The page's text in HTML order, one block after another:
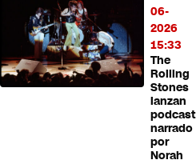
06-
2026
15:33
The
Rolling
Stones
lanzan
podcast
narrado
por
Norah